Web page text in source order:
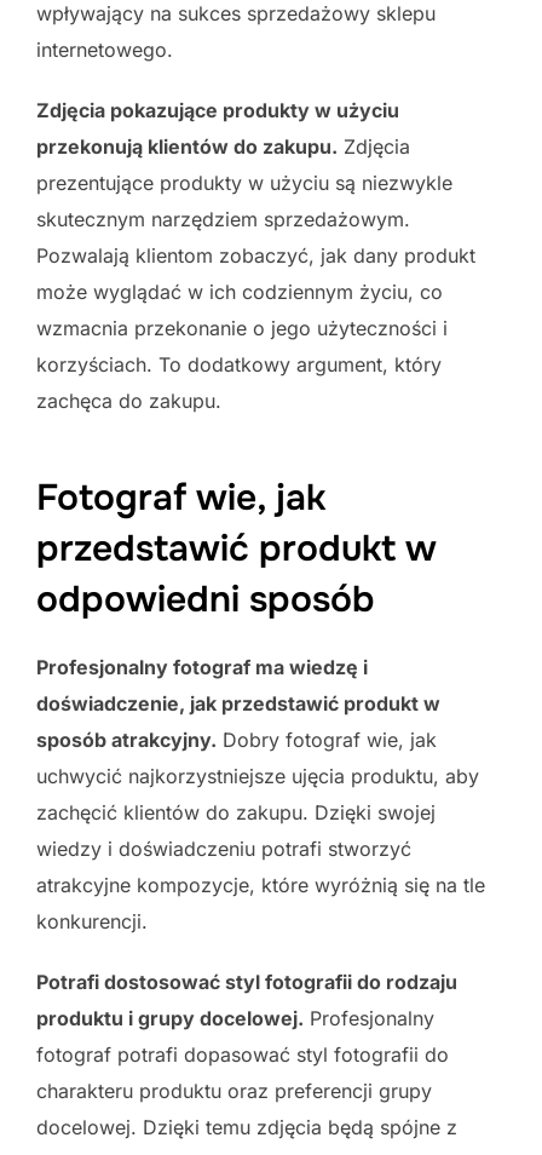
wpływający na sukces sprzedażowy sklepu
internetowego.
Zdjęcia pokazujące produkty w użyciu
przekonują klientów do zakupu. Zdjęcia
prezentujące produkty w użyciu są niezwykle
skutecznym narzędziem sprzedażowym.
Pozwalają klientom zobaczyć, jak dany produkt
może wyglądać w ich codziennym życiu, co
wzmacnia przekonanie o jego użyteczności i
korzyściach. To dodatkowy argument, który
zachęca do zakupu.
Fotograf wie, jak
przedstawić produkt w
odpowiedni sposób
Profesjonalny fotograf ma wiedzę i
doświadczenie, jak przedstawić produkt w
sposób atrakcyjny. Dobry fotograf wie, jak
uchwycić najkorzystniejsze ujęcia produktu, aby
zachęcić klientów do zakupu. Dzięki swojej
wiedzy i doświadczeniu potrafi stworzyć
atrakcyjne kompozycje, które wyróżnią się na tle
konkurencji.
Potrafi dostosować styl fotografii do rodzaju
produktu i grupy docelowej. Profesjonalny
fotograf potrafi dopasować styl fotografii do
charakteru produktu oraz preferencji grupy
docelowej. Dzięki temu zdjęcia będą spójne z